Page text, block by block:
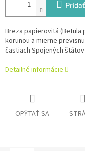
Breza papierovitá (Betula
korunou a mierne
častiach Spojených štátov
Detailné informácie
OPÝTAŤ SA